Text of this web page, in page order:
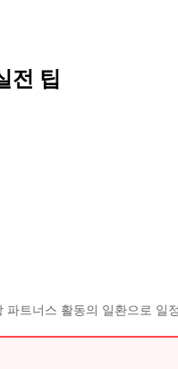
전 팁
파트너스 활동의 일환으로 일